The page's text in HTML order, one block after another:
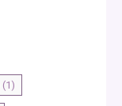
(1)